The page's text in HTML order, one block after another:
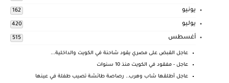
يونيو 162
يوليو 420
أغسطس 515
عاجل القبض على مصري يقود شاحنة في الكويت والداخلية...
عاجل - مفقود في الكويت منذ 10 سنوات
عاجل أطلقها شاب وهرب.. رصاصة طائشة تصيب طفلة في عينها